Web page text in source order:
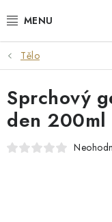
na
DÁRKOVÉ SADY
TRVANLIVÉ
DROGERIE A
Tělo
Sprchový
den 200ml